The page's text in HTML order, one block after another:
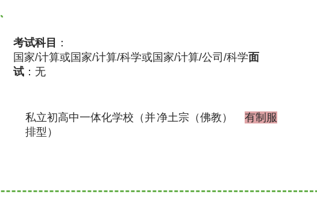
考试科目
：
国家/计算或国家/计算/科学或国家/计算/公司/科学面
试 ：无
净土宗（佛教）
私立初高中一体化学校（并
排型）
有制服